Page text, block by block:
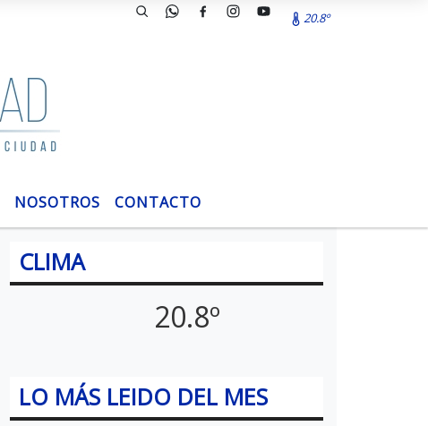
20.8º
NOSOTROS CONTACTO
CLIMA
20.8º
LO MÁS LEIDO DEL MES